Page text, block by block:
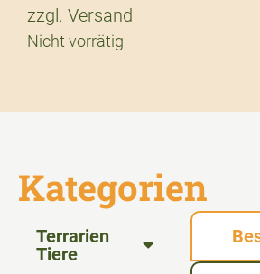
zzgl. Versand
Nicht vorrätig
Kategorien
Terrarien
Tiere